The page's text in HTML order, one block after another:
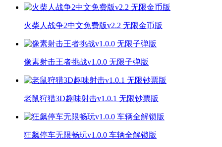
火柴人战争2中文免费版v2.2 无限金币版
像素射击王者挑战v1.0.0 无限子弹版
老鼠狩猎3D趣味射击v1.0.1 无限钞票版
狂飙停车无限畅玩v1.0.0 车辆全解锁版